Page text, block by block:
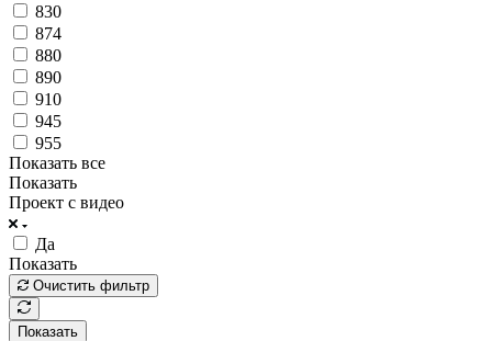
830
874
880
890
910
945
955
Показать все
Показать
Проект с видео
Да
Показать
Очистить фильтр
Показать